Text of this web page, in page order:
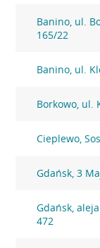
Banino, ul.
165/22
Banino, ul.
Borkowo, ul.
Cieplewo,
Gdańsk, 3
Gdańsk,
472